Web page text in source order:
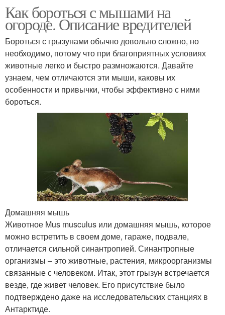
Как бороться с мышами на
огороде. Описание вредителей
Бороться с грызунами обычно довольно сложно, но
необходимо, потому что при благоприятных условиях
животные легко и быстро размножаются. Давайте
узнаем, чем отличаются эти мыши, каковы их
особенности и привычки, чтобы эффективно с ними
бороться.
Домашняя мышь
Животное Mus musculus или домашняя мышь, которое
можно встретить в своем доме, гараже, подвале,
отличается сильной синантропией. Синантропные
организмы – это животные, растения, микроорганизмы
связанные с человеком. Итак, этот грызун встречается
везде, где живет человек. Его присутствие было
подтверждено даже на исследовательских станциях в
Антарктиде.